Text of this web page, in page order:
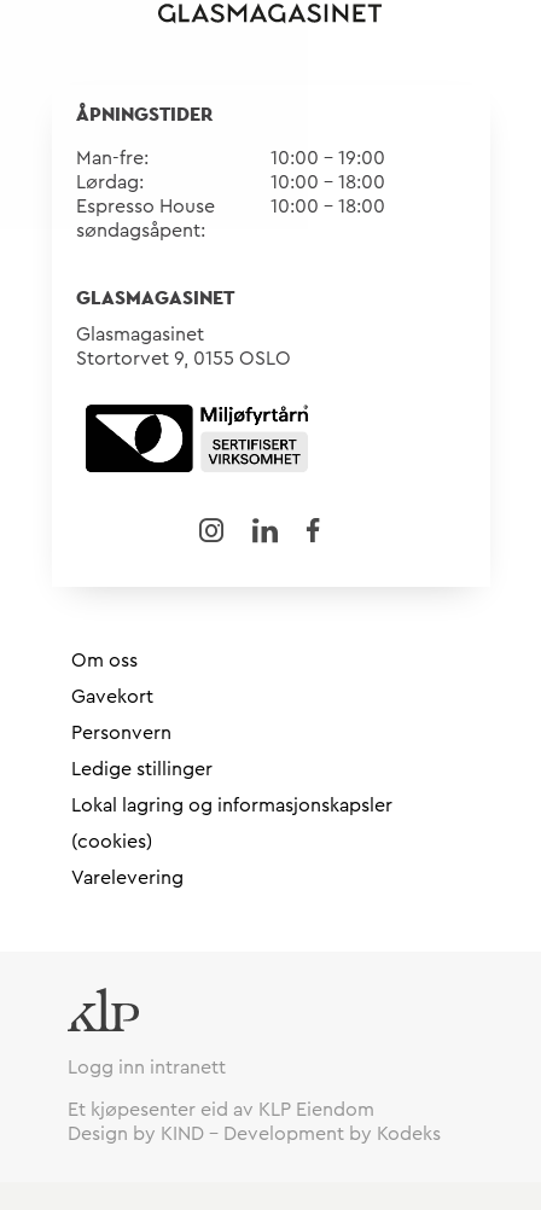
ÅPNINGSTIDER
Man-fre:
10:00 - 19:00
Lørdag:
10:00 - 18:00
Espresso House
søndagsåpent:
10:00 - 18:00
GLASMAGASINET
Glasmagasinet
Stortorvet 9, 0155 OSLO
Om oss
Gavekort
Personvern
Ledige stillinger
Lokal lagring og informasjonskapsler
(cookies)
Varelevering
Logg inn intranett
Et kjøpesenter eid av KLP Eiendom
Design by KIND – Development by Kodeks